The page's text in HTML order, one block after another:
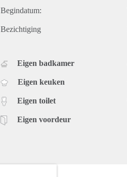
Begindatum:
Bezichtiging
Eigen badkamer
Eigen keuken
Eigen toilet
Eigen voordeur